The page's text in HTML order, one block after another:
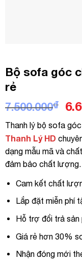
Bộ sofa góc
rẻ
7.500.000₫
là:
Thanh lý bộ sofa
Thanh Lý HD
dạng mẫu mã và
đảm bảo chất lượng.
Cam kết chất
Lắp đặt miễn phí
Hỗ trợ đổi trả sản
Giá rẻ hơn 30%
Nhận đóng mới